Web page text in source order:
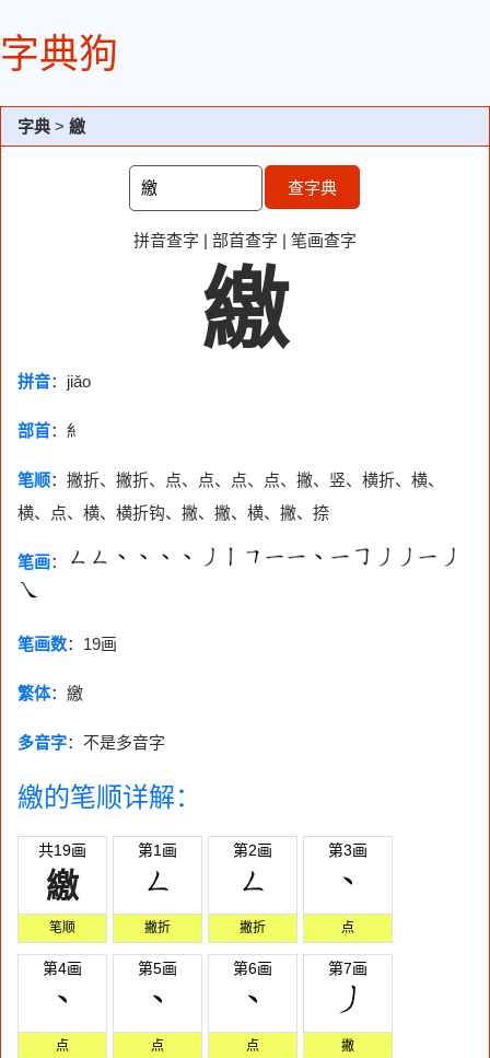
字典狗
字典 > 繳
查字典
拼音查字 | 部首查字 | 笔画查字
繳
拼音：jiǎo
部首： 糹
笔顺：撇折、撇折、点、点、点、点、撇、竖、横折、横、
横、点、横、横折钩、撇、撇、横、撇、捺
笔画：
笔画数： 19画
繁体：繳
多音字：不是多音字
繳的笔顺详解：
共19画
繳
笔顺
第1画
撇折
第2画
撇折
第3画
点
第4画
点
第5画
点
第6画
点
第7画
撇